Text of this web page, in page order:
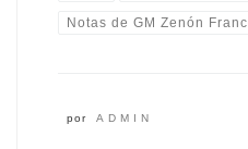
Notas de GM Zenón
por ADMIN